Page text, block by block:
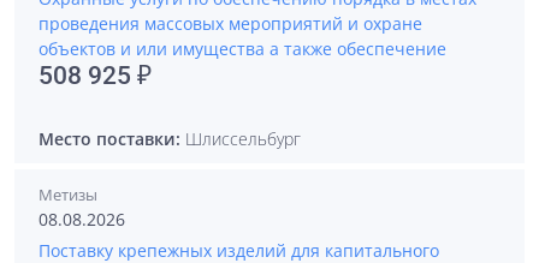
проведения массовых мероприятий и охране
объектов и или имущества а также обеспечение
508 925 ₽
Место поставки: Шлиссельбург
Метизы
08.08.2026
Поставку крепежных изделий для капитального